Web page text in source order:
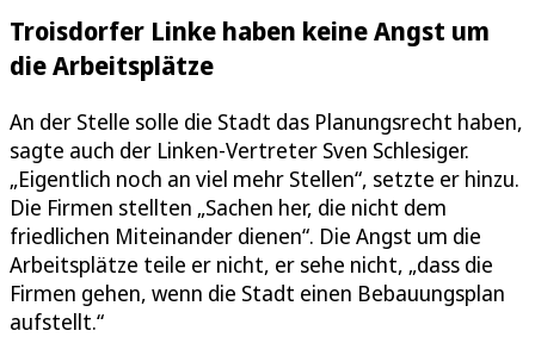
Troisdorfer Linke haben keine Angst um
die Arbeitsplätze
An der Stelle solle die Stadt das Planungsrecht haben,
sagte auch der Linken-Vertreter Sven Schlesiger.
„Eigentlich noch an viel mehr Stellen“, setzte er hinzu.
Die Firmen stellten „Sachen her, die nicht dem
friedlichen Miteinander dienen“. Die Angst um die
Arbeitsplätze teile er nicht, er sehe nicht, „dass die
Firmen gehen, wenn die Stadt einen Bebauungsplan
aufstellt.“